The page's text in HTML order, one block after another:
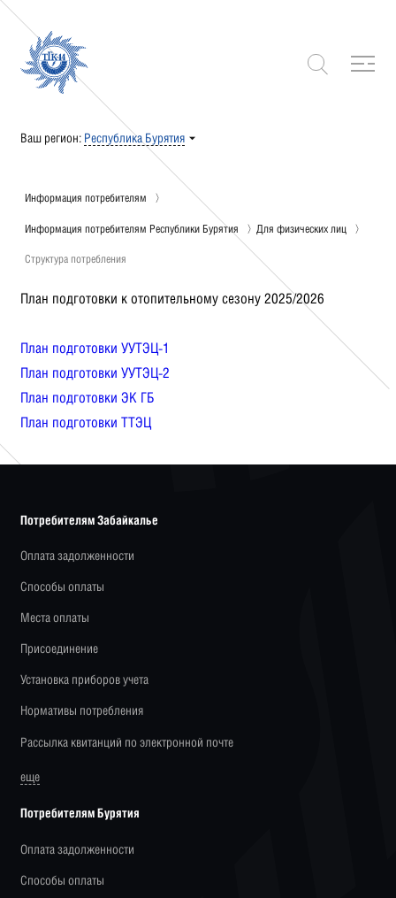
Ваш регион: Республика Бурятия
Информация потребителям
Информация потребителям Республики Бурятия Для физических лиц
Структура потребления
План подготовки к отопительному сезону 2025/2026
План подготовки УУТЭЦ-1
План подготовки УУТЭЦ-2
План подготовки ЭК ГБ
План подготовки ТТЭЦ
Потребителям Забайкалье
Оплата задолженности
Способы оплаты
Места оплаты
Присоединение
Установка приборов учета
Нормативы потребления
Рассылка квитанций по электронной почте
еще
Потребителям Бурятия
Оплата задолженности
Способы оплаты